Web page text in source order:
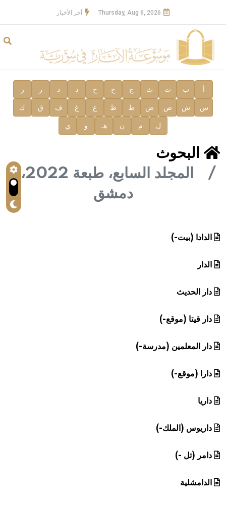
Thursday, Aug 6, 2026 آخر الأخبار
أ ب ت ث ج ح خ د ذ ر ز
س ش ص ض ط ظ ع غ ف ق ك
ل م ن هـ و ي
البحوث
المجلد السابع، طبعة 2022،
دمشق
الدادا (بيت-)
الدار
دار الحديث
دار قيتا (موقع-)
دار المعلمين (مدرسة-)
دارا (موقع-)
داريا
داريوس (الملك-)
دامر (تل -)
الدامشلية